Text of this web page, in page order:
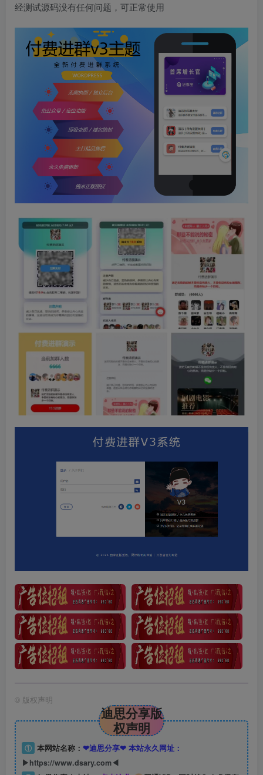
经测试源码没有任何问题，可正常使用
© 版权声明
迪思分享版
权声明
① 本网站名称： ❤迪思分享❤ 本站永久网址：
▶https://www.dsary.com◀